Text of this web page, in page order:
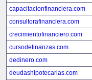
capacitacionfinanciera.com
consultorafinanciera.com
crecimientofinanciero.com
cursodefinanzas.com
dedinero.com
deudashipotecarias.com